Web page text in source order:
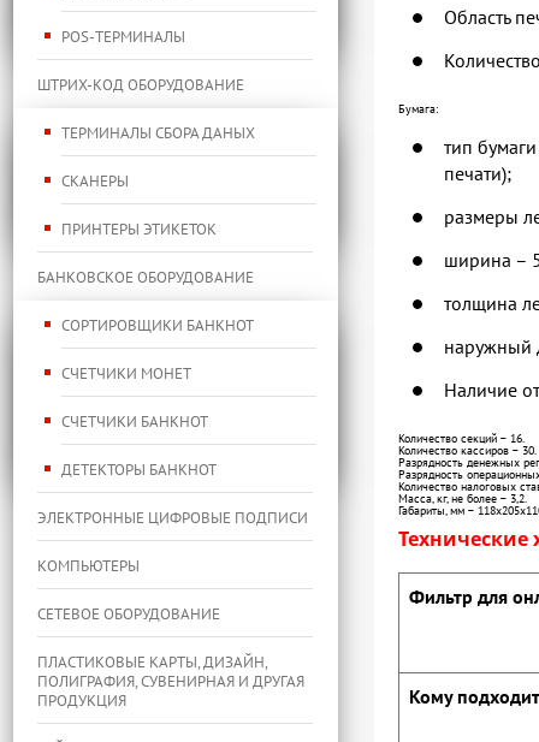
POS-ТЕРМИНАЛЫ
ШТРИХ-КОД ОБОРУДОВАНИЕ
ТЕРМИНАЛЫ СБОРА ДАНЫХ
СКАНЕРЫ
ПРИНТЕРЫ ЭТИКЕТОК
БАНКОВСКОЕ ОБОРУДОВАНИЕ
СОРТИРОВЩИКИ БАНКНОТ
СЧЕТЧИКИ МОНЕТ
СЧЕТЧИКИ БАНКНОТ
ДЕТЕКТОРЫ БАНКНОТ
ЭЛЕКТРОННЫЕ ЦИФРОВЫЕ ПОДПИСИ
КОМПЬЮТЕРЫ
СЕТЕВОЕ ОБОРУДОВАНИЕ
ПЛАСТИКОВЫЕ КАРТЫ, ДИЗАЙН,
ПОЛИГРАФИЯ, СУВЕНИРНАЯ И ДРУГАЯ
ПРОДУКЦИЯ
Область
Бумага:
тип
печати);
размеры
ширина –
толщина
наружный
Наличие
Количество секций – 16.
Количество кассиров – 30.
Разрядность денежных
Разрядность
Количество налоговых
Масса, кг, не более – 3,2.
Габариты, мм –
Технические
Фильтр для
Кому подходит